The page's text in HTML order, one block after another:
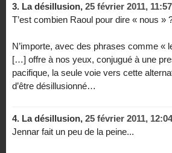
3. La désillusion, 25 février 2011, 11:57
T’est combien Raoul pour dire « nous »
N’importe, avec des phrases comme «
[…] offre à nos yeux, conjugué à une
pacifique, la seule voie vers cette
d’être désillusionné…
4. La désillusion, 25 février 2011, 12:04
Jennar fait un peu de la peine...